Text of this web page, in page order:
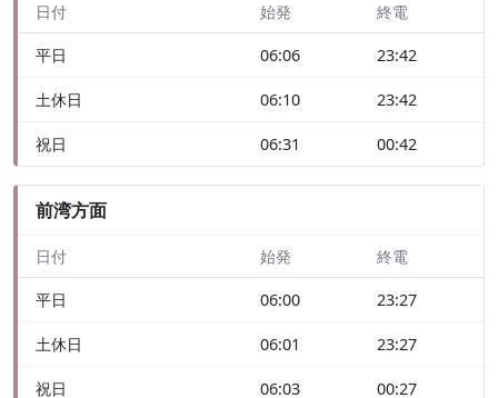
日付 始発 終電
平日 06:06 23:42
土休日 06:10 23:42
祝日 06:31 00:42
前湾方面
日付 始発 終電
平日 06:00 23:27
土休日 06:01 23:27
祝日 06:03 00:27